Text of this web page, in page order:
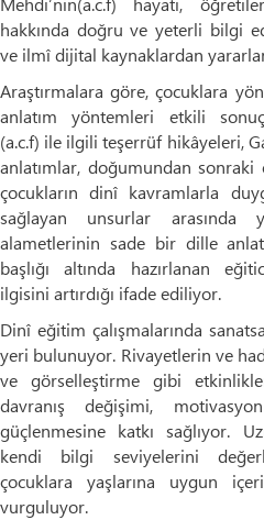
hakkında doğru ve yeterli bilgi
ve ilmî dijital kaynaklardan
Araştırmalara göre, çocuklara
anlatım yöntemleri etkili
(a.c.f) ile ilgili teşerrüf hikâyeleri,
anlatımlar, doğumundan
çocukların dinî kavramlarla
sağlayan unsurlar arasında
alametlerinin sade bir dille
başlığı altında hazırlanan
ilgisini artırdığı ifade ediliyor.
Dinî eğitim çalışmalarında
yeri bulunuyor. Rivayetlerin ve
ve görselleştirme gibi
davranış değişimi,
güçlenmesine katkı sağlıyor.
kendi bilgi seviyelerini
çocuklara yaşlarına uygun
vurguluyor.